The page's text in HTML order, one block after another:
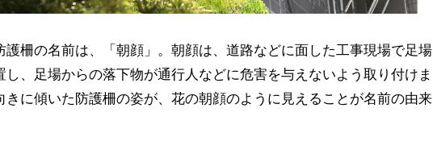
護柵の名前は、「朝顔」。朝顔は、道路などに面した工事現場で足場
し、足場からの落下物が通行人などに危害を与えないよう取り付けま
きに傾いた防護柵の姿が、花の朝顔のように見えることが名前の由来